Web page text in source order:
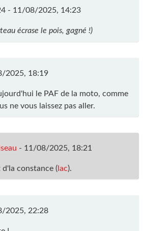
- 11/08/2025, 14:23
écrase le pois, gagné !)
2025, 18:19
le PAF de la moto, comme
ne vous laissez pas aller.
- 11/08/2025, 18:21
d'la constance ( lac).
2025, 22:28